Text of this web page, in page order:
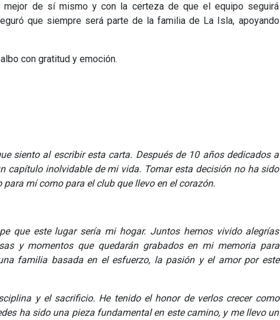
de sí mismo y con la certeza de que el equipo seguirá
que siempre será parte de la familia de La Isla, apoyando
con gratitud y emoción.
siento al escribir esta carta. Después de 10 años dedicados a
capítulo inolvidable de mi vida. Tomar esta decisión no ha sido
mí como para el club que llevo en el corazón.
que este lugar sería mi hogar. Juntos hemos vivido alegrías
y momentos que quedarán grabados en mi memoria para
familia basada en el esfuerzo, la pasión y el amor por este
y el sacrificio. He tenido el honor de verlos crecer como
ha sido una pieza fundamental en este camino, y me llevo un